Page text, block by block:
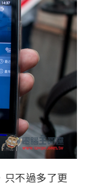
不過多了更